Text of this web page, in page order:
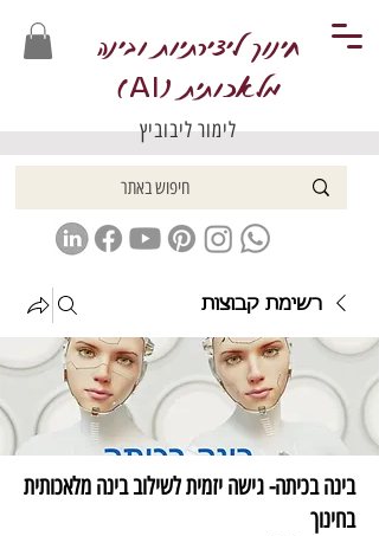
חינוך ליצירתיות ובינה
מלאכותית (AI
)
לימור ליבוביץ
רשימת קבוצות
בינה בכיתה- גישה יזמית לשילוב בינה מלאכותית
בחינוך